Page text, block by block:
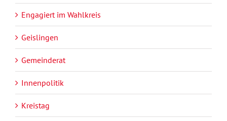
Engagiert im Wahlkreis
Geislingen
Gemeinderat
Innenpolitik
Kreistag